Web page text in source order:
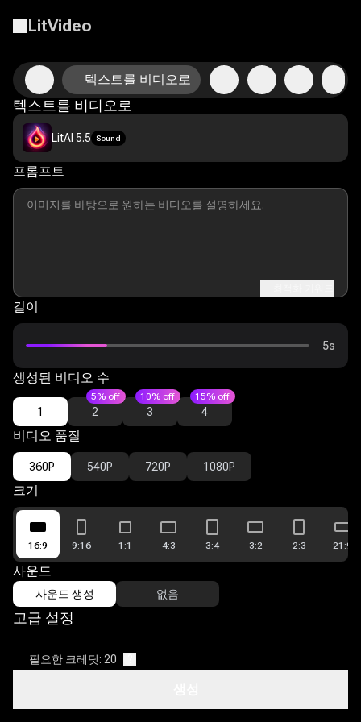
LitVideo
텍스트를 비디오로
텍스트를 비디오로
텍스트 프롬프트에서 현실적인 동영상 생성
LitAI 5.5 Sound
프롬프트
길이
5s
생성된 비디오 수
1 2
5% off
3
10% off
4
15% off
비디오 품질
360P 540P 720P 1080P
크기
16:9 9:16 1:1 4:3 3:4 3:2 2:3 21:9
사운드
사운드 생성 없음
고급 설정
필요한 크레딧: 20